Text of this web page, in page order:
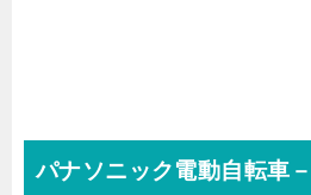
パナソニック電動自転車